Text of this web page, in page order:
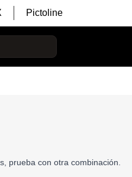
Pictoline
prueba con otra combinación.